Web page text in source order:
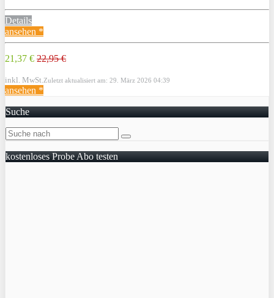
Details
ansehen *
21,37 € 22,95 €
inkl. MwSt. Zuletzt aktualisiert am: 29. März 2026 04:39
ansehen *
Suche
kostenloses Probe Abo testen